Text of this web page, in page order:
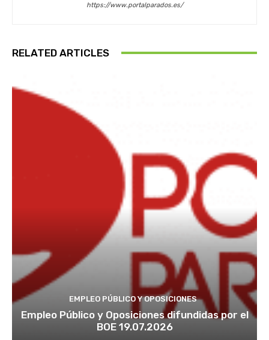
https://www.portalparados.es/
RELATED ARTICLES
EMPLEO PÚBLICO Y OPOSICIONES
Empleo Público y Oposiciones difundidas por el
BOE 19.07.2026